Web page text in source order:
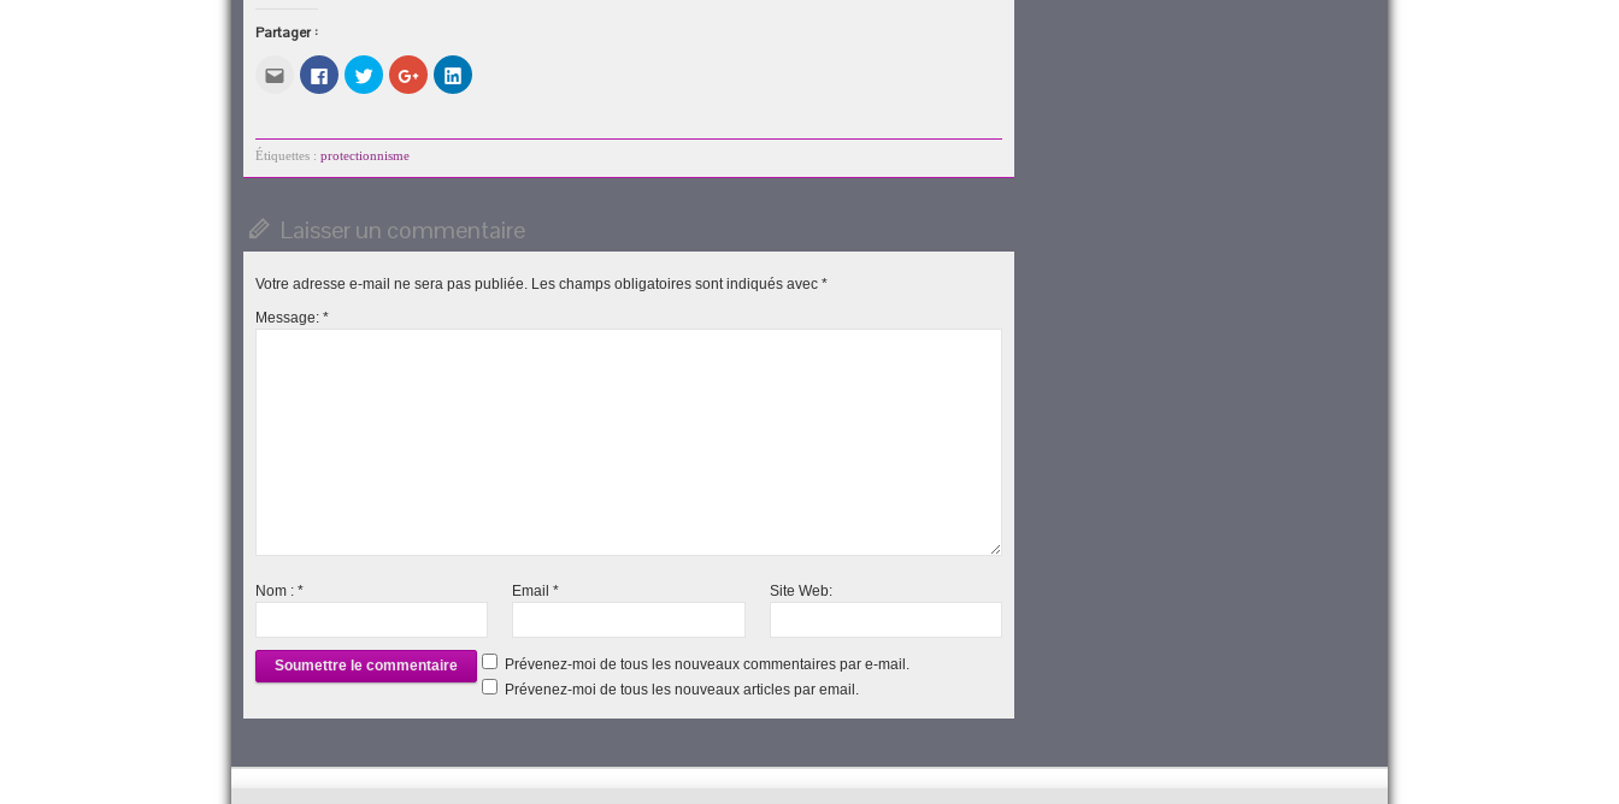
Partager :
Cliquez
pour
envoyer
mail
à
nouvelle
fenêtre)
Cliquez
pour
partager
dans
une
Cliquez
pour
partager
dans
une
Cliquez
pour
partager
(ouvre
Cliquez
pour
dans
Étiquettes : protectionnisme
Laisser un commentaire
Votre adresse e-mail ne sera pas publiée. Les champs obligatoires sont indiqués avec *
Message: *
Nom : * Email* Site Web:
Prévenez-moi de tous les nouveaux commentaires par e-mail.
Prévenez-moi de tous les nouveaux articles par email.